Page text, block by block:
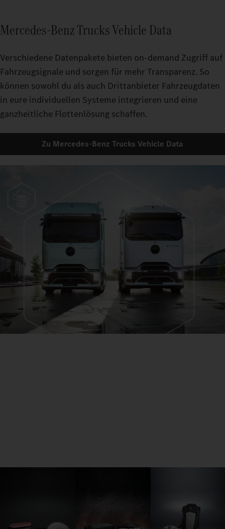
Mercedes-Benz Trucks Vehicle Data
Verschiedene Datenpakete bieten on-demand Zugriff auf
Fahrzeugsignale und sorgen für mehr Transparenz. So
können sowohl du als auch Drittanbieter Fahrzeugdaten
in eure individuellen Systeme integrieren und eine
ganzheitliche Flottenlösung schaffen.
Zu Mercedes-Benz Trucks Vehicle Data